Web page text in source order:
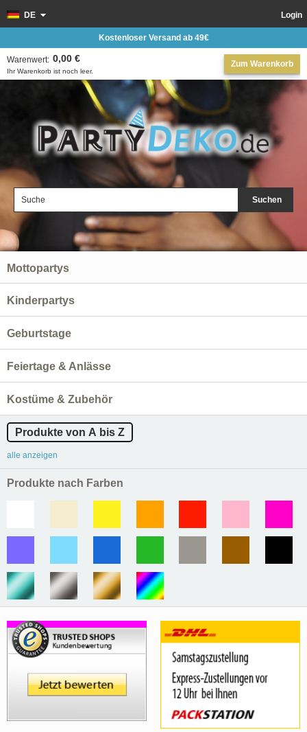
Suchen
Login
DE
Zum Warenkorb
Ihr Warenkorb ist noch leer.
Warenwert: 0,00 €
Kostenloser Versand ab 49€
Mottopartys
Kinderpartys
Geburtstage
Feiertage & Anlässe
Kostüme & Zubehör
Produkte von A bis Z
alle anzeigen
Produkte nach Farben